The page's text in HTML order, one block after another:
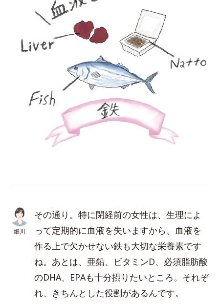
細川
その通り。特に閉経前の女性は、生理によ
って定期的に血液を失いますから、血液を
作る上で欠かせない鉄も大切な栄養素です
ね。あとは、亜鉛、ビタミンD、必須脂肪酸
のDHA、EPAも十分摂りたいところ。それぞ
れ、きちんとした役割があるんです。